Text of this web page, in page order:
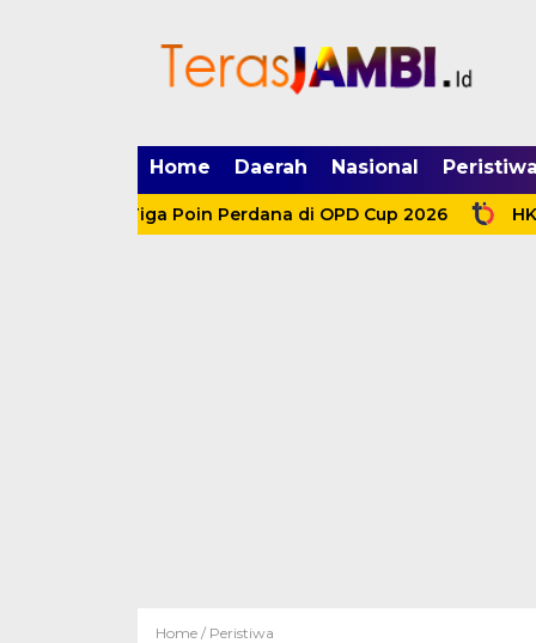
Home Daerah Nasional Peristiwa
Tiga Poin Perdana di OPD Cup 2026 HKM dan
Home / Peristiwa